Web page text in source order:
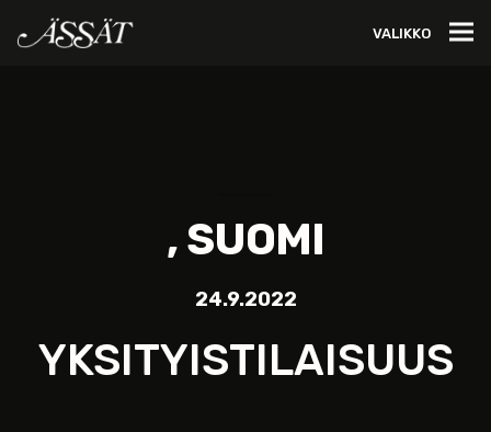
VALIKKO
, SUOMI
24.9.2022
YKSITYISTILAISUUS